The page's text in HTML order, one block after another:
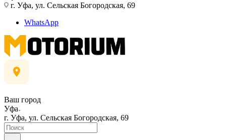
г. Уфа, ул. Сельская Богородская, 69
WhatsApp
Ваш город
Уфа
г. Уфа, ул. Сельская Богородская, 69